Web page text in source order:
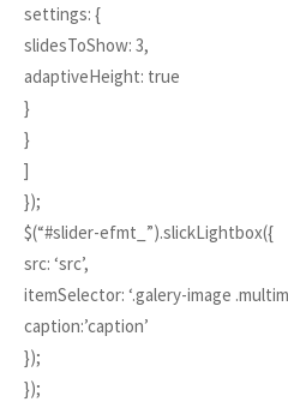
settings: {
slidesToShow: 3,
adaptiveHeight: true
}
}
]
});
$(“#slider-efmt_”).slickLightbox({
src: ‘src’,
itemSelector: ‘.galery-image
caption:’caption’
});
});